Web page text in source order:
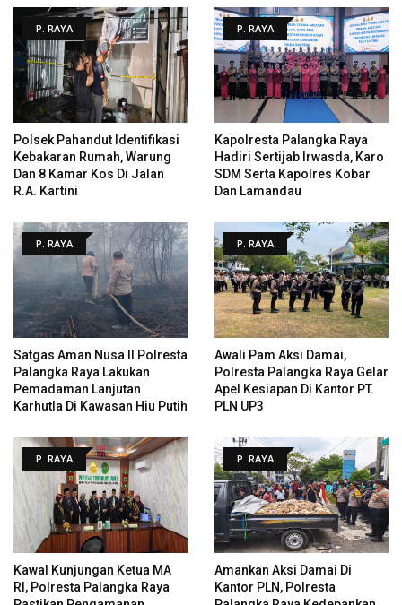
P. RAYA
Polsek Pahandut Identifikasi
Kebakaran Rumah, Warung
Dan 8 Kamar Kos Di Jalan
R.A. Kartini
P. RAYA
Kapolresta Palangka Raya
Hadiri Sertijab Irwasda, Karo
SDM Serta Kapolres Kobar
Dan Lamandau
P. RAYA
Satgas Aman Nusa II Polresta
Palangka Raya Lakukan
Pemadaman Lanjutan
Karhutla Di Kawasan Hiu Putih
P. RAYA
Awali Pam Aksi Damai,
Polresta Palangka Raya Gelar
Apel Kesiapan Di Kantor PT.
PLN UP3
P. RAYA
Kawal Kunjungan Ketua MA
RI, Polresta Palangka Raya
P. RAYA
Amankan Aksi Damai Di
Kantor PLN, Polresta